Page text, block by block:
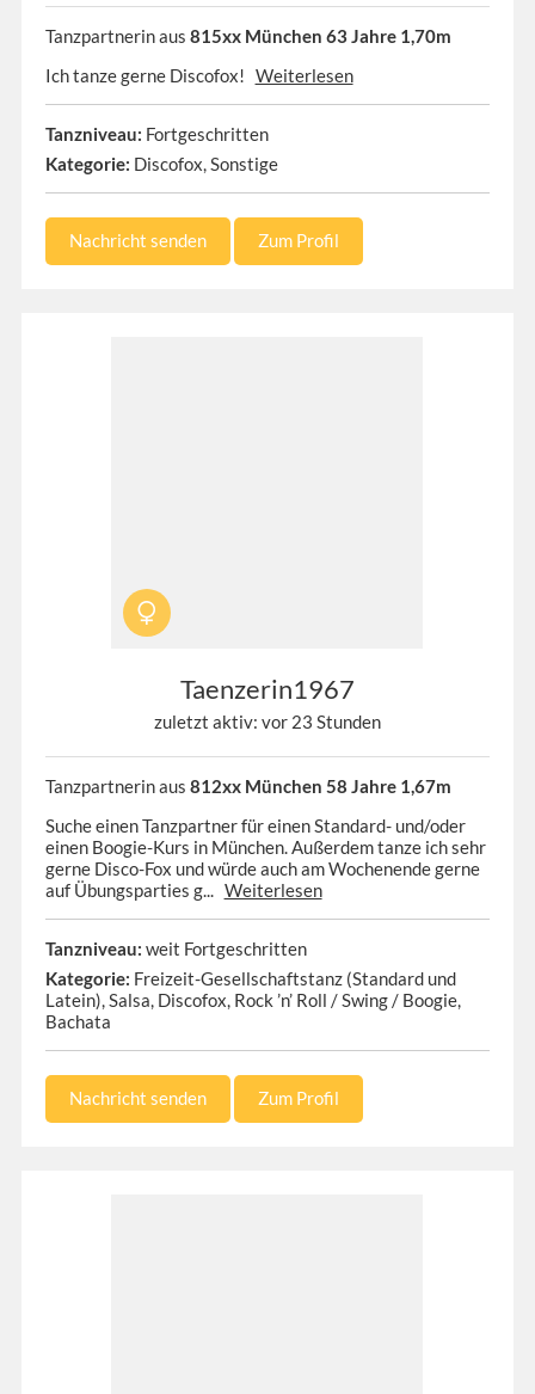
Tanzpartnerin aus 815xx München 63 Jahre 1,70m
Ich tanze gerne Discofox! Weiterlesen
Tanzniveau: Fortgeschritten
Kategorie: Discofox, Sonstige
Nachricht senden Zum Profil
Taenzerin1967
zuletzt aktiv: vor 23 Stunden
Tanzpartnerin aus 812xx München 58 Jahre 1,67m
Suche einen Tanzpartner für einen Standard- und/oder
einen Boogie-Kurs in München. Außerdem tanze ich sehr
gerne Disco-Fox und würde auch am Wochenende gerne
auf Übungsparties g... Weiterlesen
Tanzniveau: weit Fortgeschritten
Kategorie: Freizeit-Gesellschaftstanz (Standard und
Latein), Salsa, Discofox, Rock ’n’ Roll / Swing / Boogie,
Bachata
Nachricht senden Zum Profil